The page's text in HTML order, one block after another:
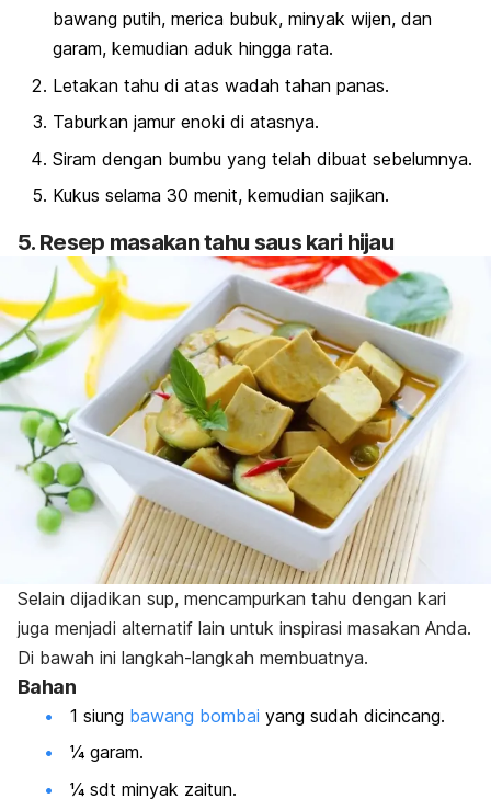
bawang putih, merica bubuk, minyak wijen, dan
garam, kemudian aduk hingga rata.
Letakan tahu di atas wadah tahan panas.
Taburkan jamur enoki di atasnya.
Siram dengan bumbu yang telah dibuat sebelumnya.
Kukus selama 30 menit, kemudian sajikan.
5. Resep masakan tahu saus kari hijau
Selain dijadikan sup, mencampurkan tahu dengan kari
juga menjadi alternatif lain untuk inspirasi masakan Anda.
Di bawah ini langkah-langkah membuatnya.
Bahan
1 siung bawang bombai yang sudah dicincang.
¼ garam.
¼ sdt minyak zaitun.